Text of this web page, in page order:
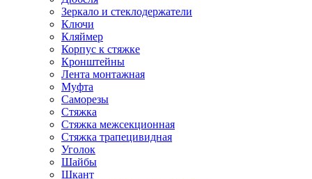
Зеркало и стеклодержатели
Ключи
Кляймер
Корпус к стяжке
Кронштейны
Лента монтажная
Муфта
Саморезы
Стяжка
Стяжка межсекционная
Стяжка трапецивидная
Уголок
Шайбы
Шкант